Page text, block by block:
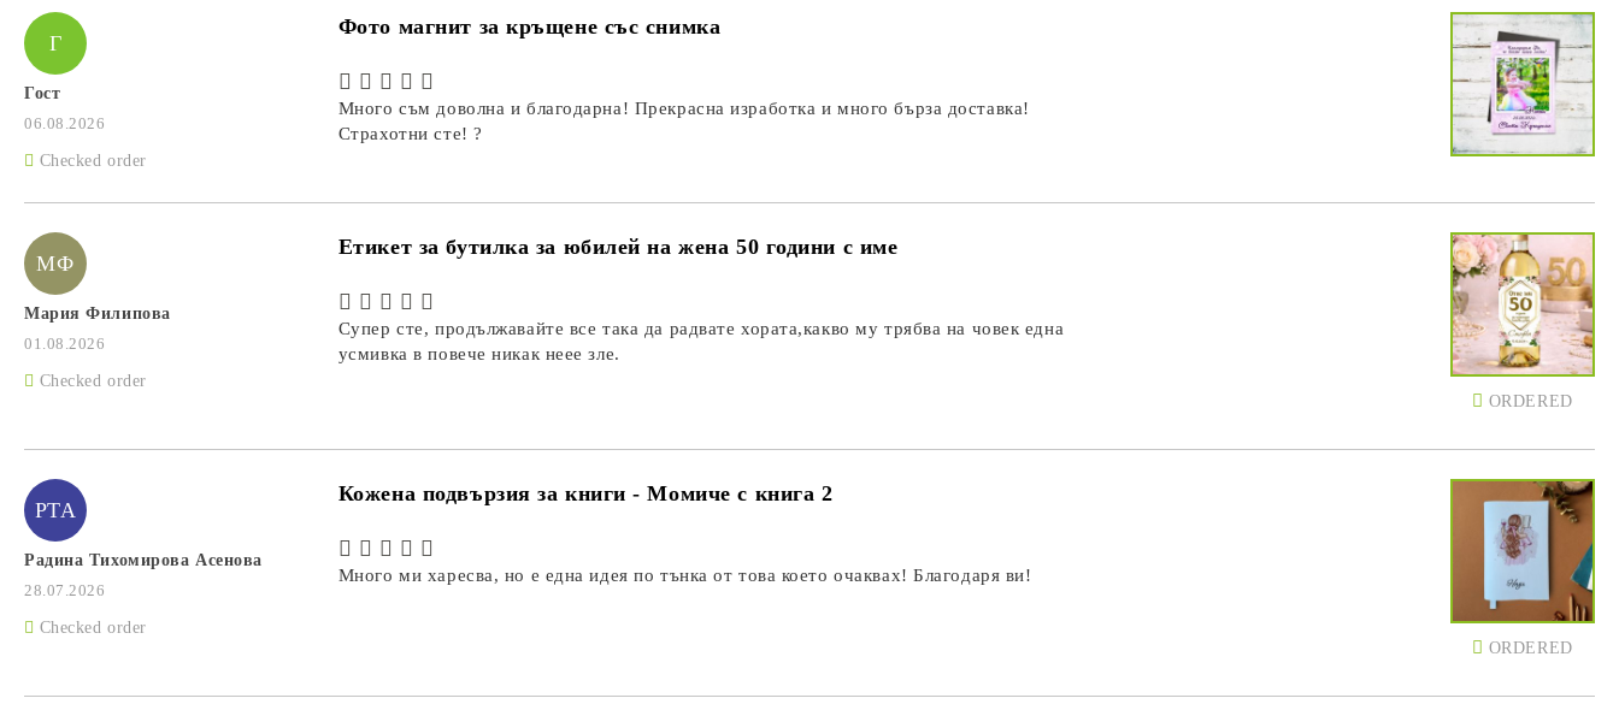
Г
Гост
06.08.2026
Checked order
Фото магнит за кръщене със снимка
Много съм доволна и благодарна! Прекрасна изработка и много бърза доставка!
Страхотни сте! ?
МФ
Мария Филипова
01.08.2026
Checked order
Етикет за бутилка за юбилей на жена 50 години с име
Супер сте, продължавайте все така да радвате хората,какво му трябва на човек една
усмивка в повече никак неее зле.
ORDERED
РТА
Радина Тихомирова Асенова
28.07.2026
Checked order
Кожена подвързия за книги - Момиче с книга 2
Много ми харесва, но е една идея по тънка от това което очаквах! Благодаря ви!
ORDERED